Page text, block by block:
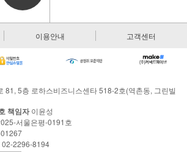
이용안내 고객센터
81, 5층 로하스비즈니스센타 518-2호(역촌동, 그린빌
책임자이윤성
서울은평-0191호
02-2296-8194